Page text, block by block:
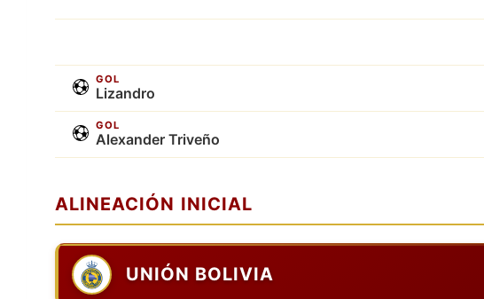
GOL
Lizandro
GOL
Alexander Triveño
ALINEACIÓN INICIAL
UNIÓN BOLIVIA